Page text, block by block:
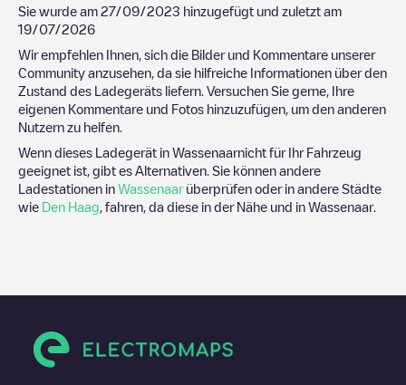
Sie wurde am 27/09/2023 hinzugefügt und zuletzt am
19/07/2026
Wir empfehlen Ihnen, sich die Bilder und Kommentare unserer
Community anzusehen, da sie hilfreiche Informationen über den
Zustand des Ladegeräts liefern. Versuchen Sie gerne, Ihre
eigenen Kommentare und Fotos hinzuzufügen, um den anderen
Nutzern zu helfen.
Wenn dieses Ladegerät in Wassenaarnicht für Ihr Fahrzeug
geeignet ist, gibt es Alternativen. Sie können andere
Ladestationen in Wassenaarüberprüfen oder in andere Städte
wie Den Haag , fahren, da diese in der Nähe und in Wassenaar.